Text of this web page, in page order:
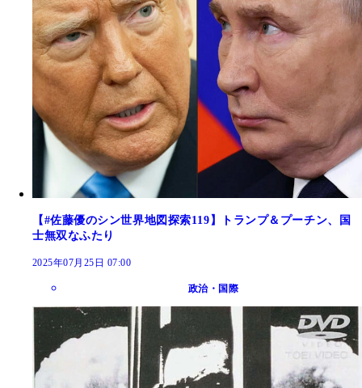
【#佐藤優のシン世界地図探索119】トランプ＆プーチン、国
士無双なふたり
2025年07月25日 07:00
政治・国際